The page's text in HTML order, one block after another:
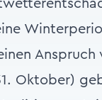
Anspruch
Oktober)